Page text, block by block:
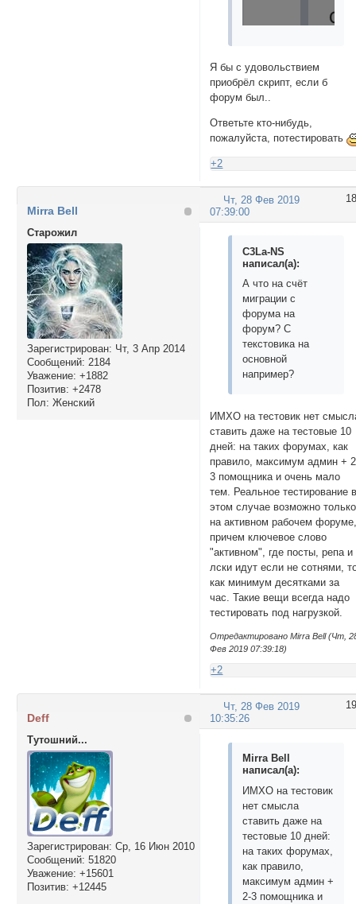
Я бы с удовольствием
приобрёл скрипт, если б
форум был..
Ответьте кто-нибудь,
пожалуйста, потестировать
+2
18
Чт, 28 Фев 2019
07:39:00
Mirra Bell
Cтарожил
Зарегистрирован: Чт, 3 Апр 2014
Сообщений: 2184
Уважение: +1882
Позитив: +2478
Пол: Женский
C3La-NS
написал(а):
А что на счёт
миграции с
форума на
форум? С
текстовика на
основной
например?
ИМХО на тестовик нет
ставить даже на тестовые 10
дней: на таких форумах, как
правило, максимум админ +
3 помощника и очень мало
тем. Реальное тестирование
этом случае возможно только
на активном рабочем
причем ключевое слово
"активном", где посты, репа и
лски идут если не сотнями,
как минимум десятками за
час. Такие вещи всегда надо
тестировать под нагрузкой.
Отредактировано Mirra Bell (Чт,
Фев 2019 07:39:18)
+2
19
Чт, 28 Фев 2019
10:35:26
Deff
Тутошний...
Зарегистрирован: Ср, 16 Июн 2010
Сообщений: 51820
Уважение: +15601
Позитив: +12445
Mirra Bell
написал(а):
ИМХО на тестовик
нет смысла
ставить даже на
тестовые 10 дней:
на таких форумах,
как правило,
максимум админ +
2-3 помощника и